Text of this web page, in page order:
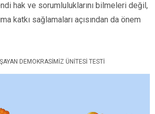
hak ve sorumluluklarını bilmeleri değil,
katkı sağlamaları açısından da önem
DEMOKRASIMIZ ÜNITESI TESTI